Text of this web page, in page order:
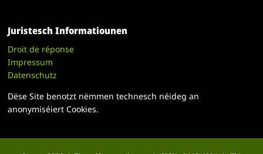
Juristesch Informatiounen
Droit de réponse
Impressum
Datenschutz
Dëse Site benotzt nëmmen technesch néideg an
anonymiséiert Cookies.